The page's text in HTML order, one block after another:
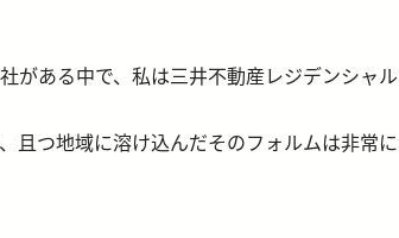
がある中で、私は三井不動産レジデンシャ
且つ地域に溶け込んだそのフォルムは非常に